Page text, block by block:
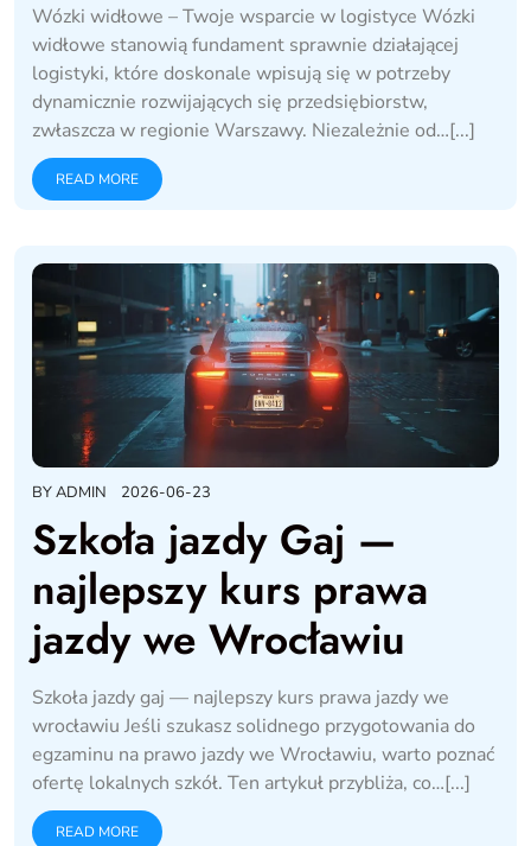
Wózki widłowe – Twoje wsparcie w logistyce Wózki
widłowe stanowią fundament sprawnie działającej
logistyki, które doskonale wpisują się w potrzeby
dynamicznie rozwijających się przedsiębiorstw,
zwłaszcza w regionie Warszawy. Niezależnie od…[...]
READ MORE
BYADMIN 2026-06-23
Szkoła jazdy Gaj —
najlepszy kurs prawa
jazdy we Wrocławiu
Szkoła jazdy gaj — najlepszy kurs prawa jazdy we
wrocławiu Jeśli szukasz solidnego przygotowania do
egzaminu na prawo jazdy we Wrocławiu, warto poznać
ofertę lokalnych szkół. Ten artykuł przybliża, co…[...]
READ MORE